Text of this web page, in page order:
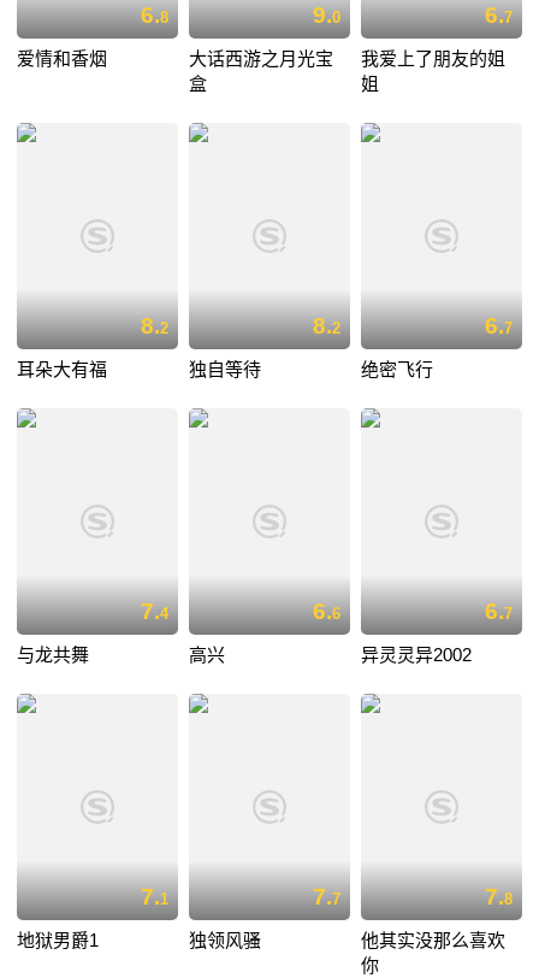
6.8
爱情和香烟
9.0
大话西游之月光宝
盒
6.7
我爱上了朋友的姐
姐
8.2
耳朵大有福
8.2
独自等待
6.7
绝密飞行
7.4
与龙共舞
6.6
高兴
6.7
异灵灵异2002
7.1
地狱男爵1
7.7
独领风骚
7.8
他其实没那么喜欢
你